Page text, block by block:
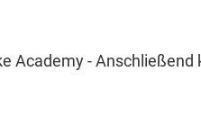
Academy - Anschließend